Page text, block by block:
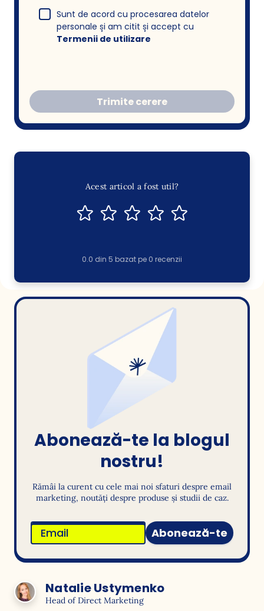
Sunt de acord cu procesarea datelor
personale și am citit și accept cu
Termenii de utilizare
Trimite cerere
Acest articol a fost util?
0.0 din 5 bazat pe 0 recenzii
Abonează-te la blogul
nostru!
Rămâi la curent cu cele mai noi sfaturi despre email
marketing, noutăți despre produse și studii de caz.
Abonează-te
Natalie Ustymenko
Head of Direct Marketing